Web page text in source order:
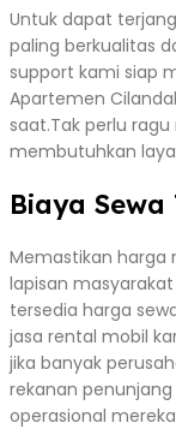
Untuk dapat
paling berkualitas
support kami siap
Apartemen
saat.Tak perlu
membutuhkan
Biaya
Memastikan harga
lapisan
tersedia harga
jasa rental mobil
jika banyak
rekanan
operasional